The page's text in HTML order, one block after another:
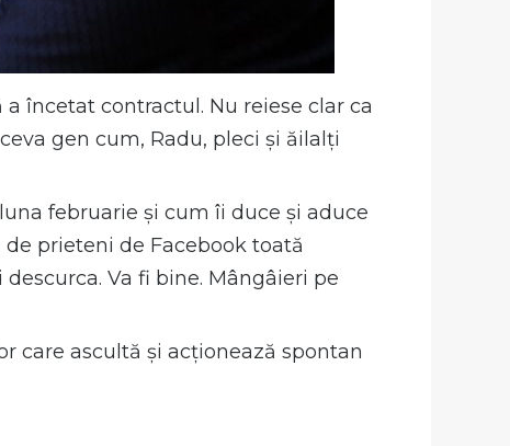
încetat contractul. Nu reiese clar ca
gen cum, Radu, pleci și ăilalți
februarie și cum îi duce și aduce
prieteni de Facebook toată
Va fi bine. Mângâieri pe
care ascultă și acționează spontan